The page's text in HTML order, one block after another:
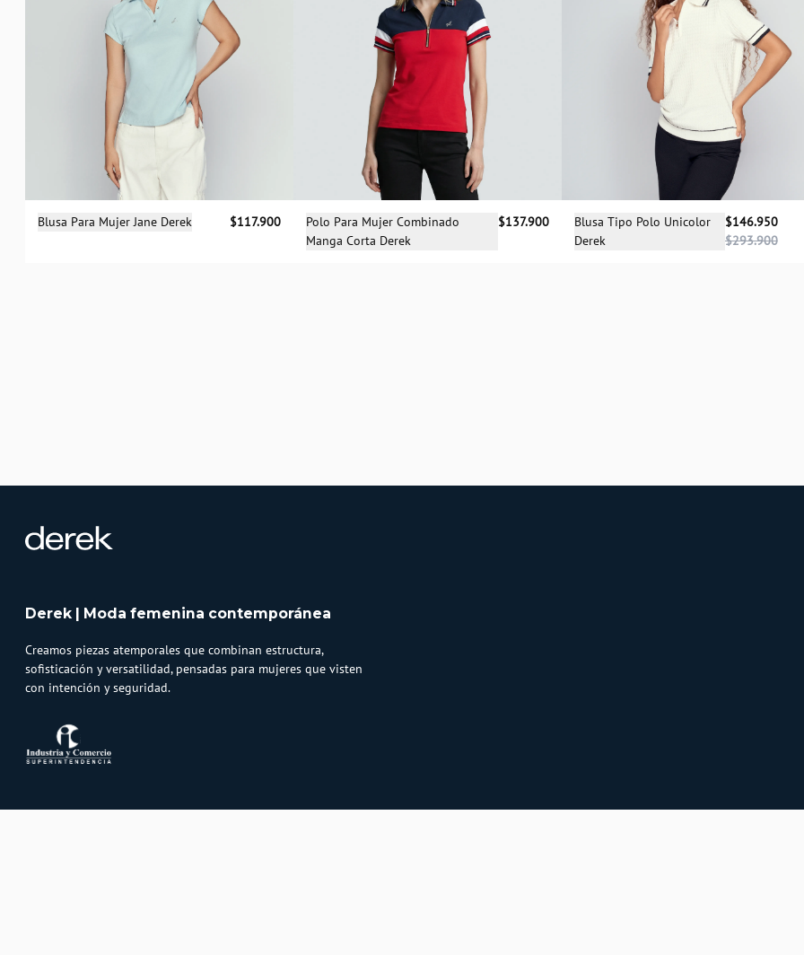
Selecciona una talla
Blusa Para Mujer Jane Derek $117.900 Selecciona una talla
Polo Para Mujer Combinado
Manga Corta Derek
$137.900 Selecciona una talla
Blusa Tipo Polo Unicolor
Derek
$146.950
$293.900
Derek | Moda femenina contemporánea
Creamos piezas atemporales que combinan estructura,
sofisticación y versatilidad, pensadas para mujeres que visten
con intención y seguridad.